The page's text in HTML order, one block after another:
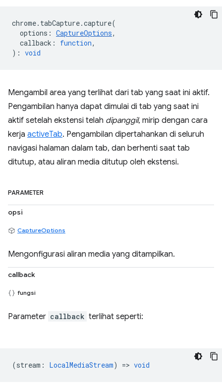
chrome. tabCapture.capture(
options : CaptureOptions,
callback : function,
) : void
Mengambil area yang terlihat dari tab yang saat ini aktif.
Pengambilan hanya dapat dimulai di tab yang saat ini
aktif setelah ekstensi telah dipanggil, mirip dengan cara
kerja activeTab. Pengambilan dipertahankan di seluruh
navigasi halaman dalam tab, dan berhenti saat tab
ditutup, atau aliran media ditutup oleh ekstensi.
PARAMETER
opsi
CaptureOptions
Mengonfigurasi aliran media yang ditampilkan.
callback
fungsi
Parameter callback terlihat seperti:
(stream : LocalMediaStream) => void